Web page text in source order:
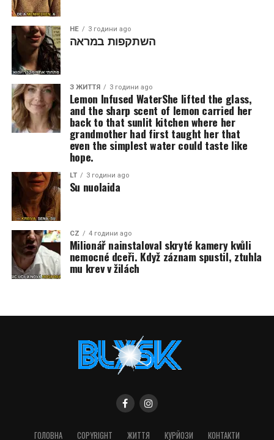
HE 3 години ago
השתקפות במראה
З ЖИТТЯ 3 години ago
Lemon Infused WaterShe lifted the glass,
and the sharp scent of lemon carried her
back to that sunlit kitchen where her
grandmother had first taught her that
even the simplest water could taste like
hope.
LT 3 години ago
Su nuolaida
CZ 4 години ago
Milionář nainstaloval skryté kamery kvůli
nemocné dceři. Když záznam spustil, ztuhla
mu krev v žilách
ГОЛОВНА COPYRIGHT ЖИТТЯ КУРЙОЗИ КОНТАКТИ